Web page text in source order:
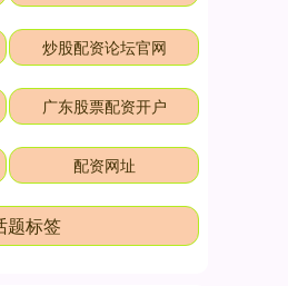
炒股配资论坛官网
广东股票配资开户
配资网址
题标签